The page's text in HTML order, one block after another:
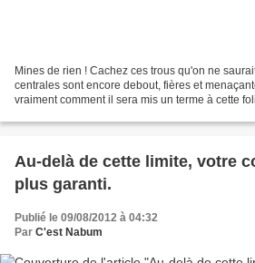
Mines de rien ! Cachez ces trous qu'on ne
centrales sont encore debout, fières et
vraiment comment il sera mis un terme à cette
Au-delà de cette limite, votre
plus garanti.
Publié le 09/08/2012 à 04:32
Par C'est Nabum